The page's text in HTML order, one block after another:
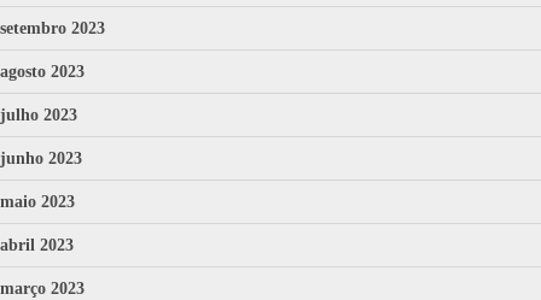
setembro 2023
agosto 2023
julho 2023
junho 2023
maio 2023
abril 2023
março 2023